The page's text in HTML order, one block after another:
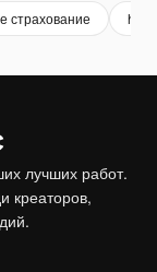
страхование
лучших работ.
креаторов,